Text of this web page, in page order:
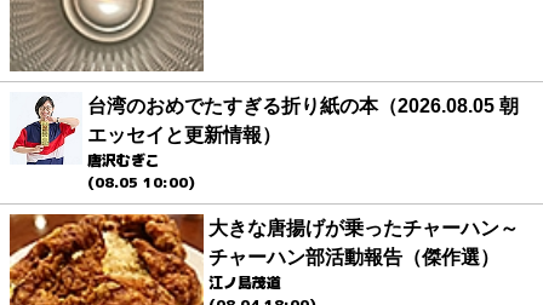
台湾のおめでたすぎる折り紙の本（2026.08.05 朝
エッセイと更新情報）
唐沢むぎこ
(08.05 10:00)
大きな唐揚げが乗ったチャーハン～
チャーハン部活動報告（傑作選）
江ノ島茂道